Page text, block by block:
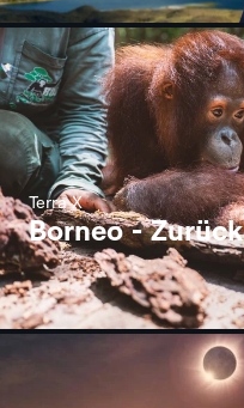
Terra X
Borneo -